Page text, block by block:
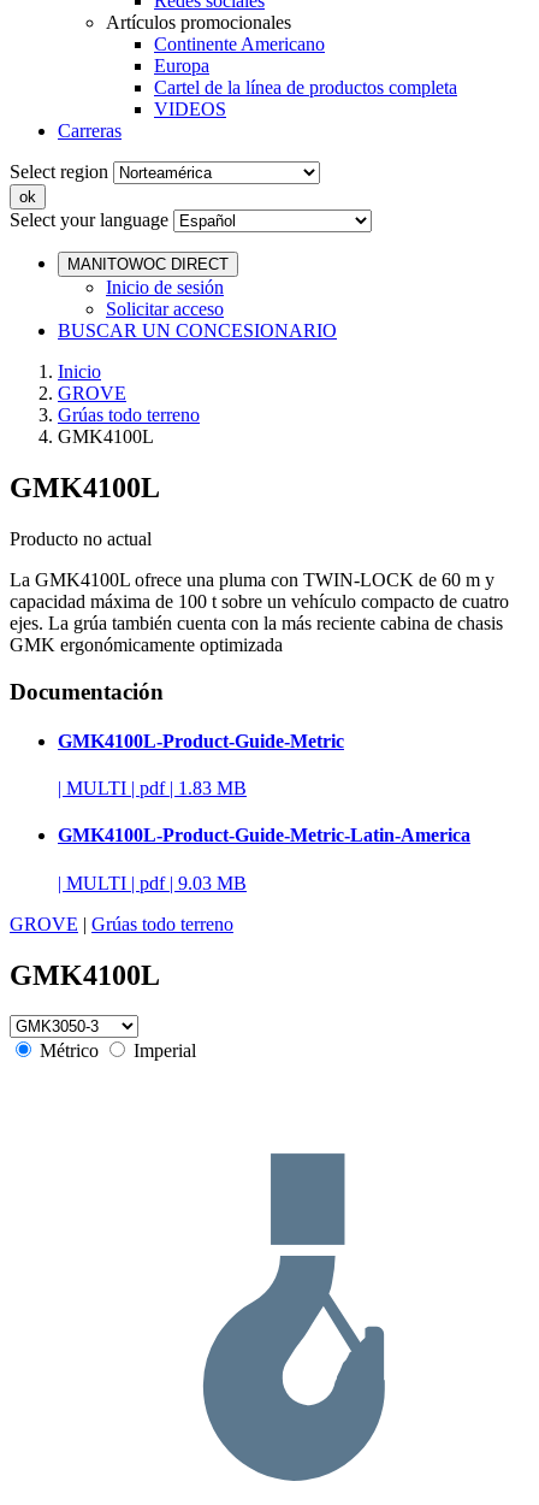
Artículos promocionales
Continente Americano
Europa
Cartel de la línea de productos completa
VIDEOS
Carreras
Select region
Select your language
MANITOWOC DIRECT
Inicio de sesión
Solicitar acceso
BUSCAR UN CONCESIONARIO
Inicio
GROVE
Grúas todo terreno
GMK4100L
GMK4100L
Producto no actual
La GMK4100L ofrece una pluma con TWIN-LOCK de 60 m y
capacidad máxima de 100 t sobre un vehículo compacto de cuatro
ejes. La grúa también cuenta con la más reciente cabina de chasis
GMK ergonómicamente optimizada
Documentación
GMK4100L-Product-Guide-Metric
| MULTI | pdf | 1.83 MB
GMK4100L-Product-Guide-Metric-Latin-America
| MULTI | pdf | 9.03 MB
GROVE | Grúas todo terreno
GMK4100L
Métrico Imperial